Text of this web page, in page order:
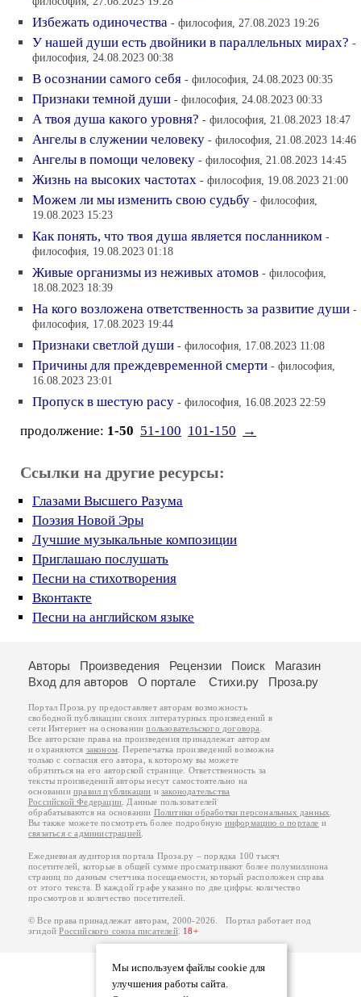
Избежать одиночества - философия, 27.08.2023 19:26
У нашей души есть двойники в параллельных мирах? -
философия, 24.08.2023 00:38
В осознании самого себя - философия, 24.08.2023 00:35
Признаки темной души - философия, 24.08.2023 00:33
А твоя душа какого уровня? - философия, 21.08.2023 18:47
Ангелы в служении человеку - философия, 21.08.2023 14:46
Ангелы в помощи человеку - философия, 21.08.2023 14:45
Жизнь на высоких частотах - философия, 19.08.2023 21:00
Можем ли мы изменить свою судьбу - философия,
19.08.2023 15:23
Как понять, что твоя душа является посланником -
философия, 19.08.2023 01:18
Живые организмы из неживых атомов - философия,
18.08.2023 18:39
На кого возложена ответственность за развитие души -
философия, 17.08.2023 19:44
Признаки светлой души - философия, 17.08.2023 11:08
Причины для преждевременной смерти - философия,
16.08.2023 23:01
Пропуск в шестую расу - философия, 16.08.2023 22:59
продолжение: 1-50 51-100 101-150 →
Ссылки на другие ресурсы:
Глазами Высшего Разума
Поэзия Новой Эры
Лучшие музыкальные композиции
Приглашаю послушать
Песни на стихотворения
Вконтакте
Песни на английском языке
Мы используем файлы cookie для
улучшения работы сайта.
Авторы Произведения Рецензии Поиск
Магазин
Вход для авторов
О портале Стихи.ру Проза.ру
Портал Проза.ру предоставляет авторам возможность
свободной публикации своих литературных произведений в
сети Интернет на основаниипользовательского договора
Все авторские права на произведения принадлежат авторам
и охраняются законом . Перепечатка произведений возможна
только с согласия его автора, к которому вы можете
обратиться на его авторской странице. Ответственность за
тексты произведений авторы несут самостоятельно на
основанииправил публикации изаконодательства
Российской Федерации . Данные пользователей
обрабатываются на основании Политики обработки персональных данных
Вы также можете посмотреть более подробную информацию о портале и
связаться с администрацией
Ежедневная аудитория портала Проза.ру – порядка 100 тысяч
посетителей, которые в общей сумме просматривают более полумиллиона
страниц по данным счетчика посещаемости, который расположен справа
от этого текста. В каждой графе указано по две цифры: количество
просмотров и количество посетителей.
© Все права принадлежат авторам, 2000-2026. Портал работает под
эгидойРоссийского союза писателей. 18+